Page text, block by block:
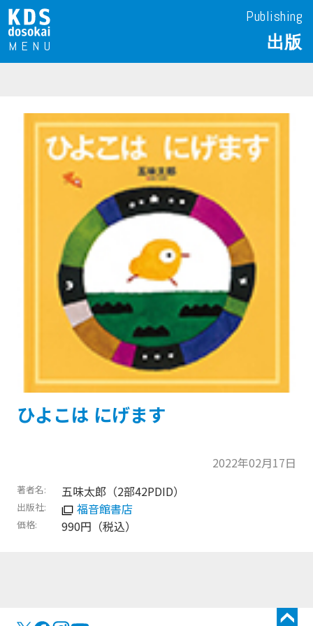
Publishing
出版
ひよこは にげます
2022年02月17日
著者名 五味太郎（2部42PDID）
出版社 福音館書店
価格 990円（税込）